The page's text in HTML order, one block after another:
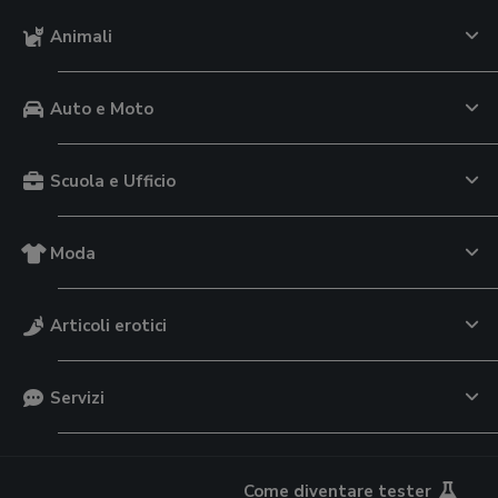
Animali
Auto e Moto
Scuola e Ufficio
Moda
Articoli erotici
Servizi
Come diventare tester